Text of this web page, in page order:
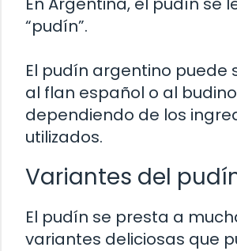
“pudín”.
El pudín argentino puede
al flan español o al
dependiendo de los
utilizados.
Variantes del
El pudín se presta a
variantes deliciosas que